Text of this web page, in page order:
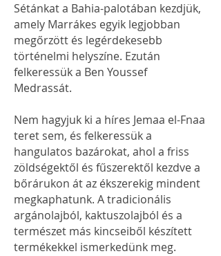
Sétánkat a Bahia-palotában kezdjük,
amely Marrákes egyik legjobban
megőrzött és legérdekesebb
történelmi helyszíne. Ezután
felkeressük a Ben Youssef
Medrassát.
Nem hagyjuk ki a híres Jemaa el-Fnaa
teret sem, és felkeressük a
hangulatos bazárokat, ahol a friss
zöldségektől és fűszerektől kezdve a
bőrárukon át az ékszerekig mindent
megkaphatunk. A tradicionális
argánolajból, kaktuszolajból és a
természet más kincseiből készített
termékekkel ismerkedünk meg.